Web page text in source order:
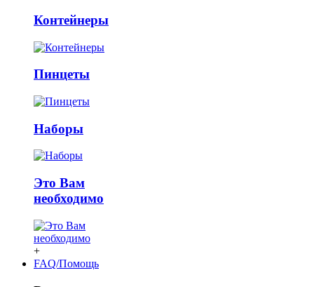
Контейнеры
Пинцеты
Наборы
Это Вам
необходимо
+
FAQ/Помощь